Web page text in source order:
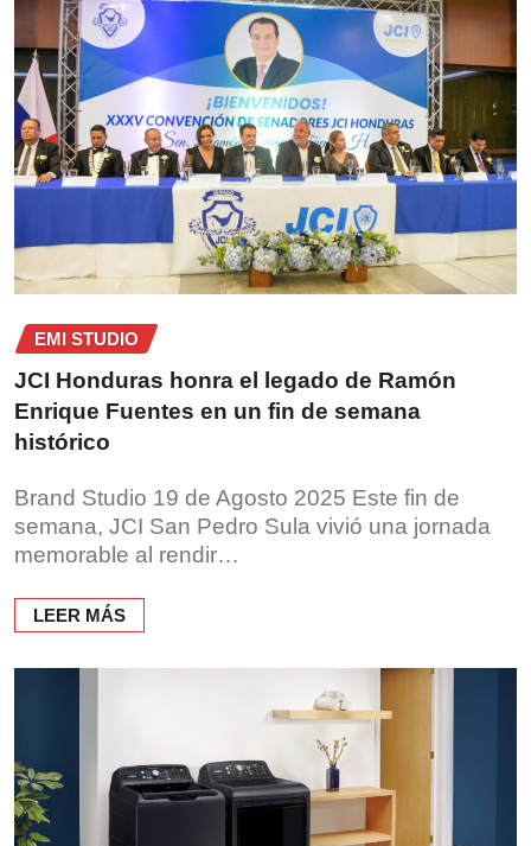
EMI STUDIO
JCI Honduras honra el legado de Ramón
Enrique Fuentes en un fin de semana
histórico
Brand Studio 19 de Agosto 2025 Este fin de
semana, JCI San Pedro Sula vivió una jornada
memorable al rendir…
LEER MÁS